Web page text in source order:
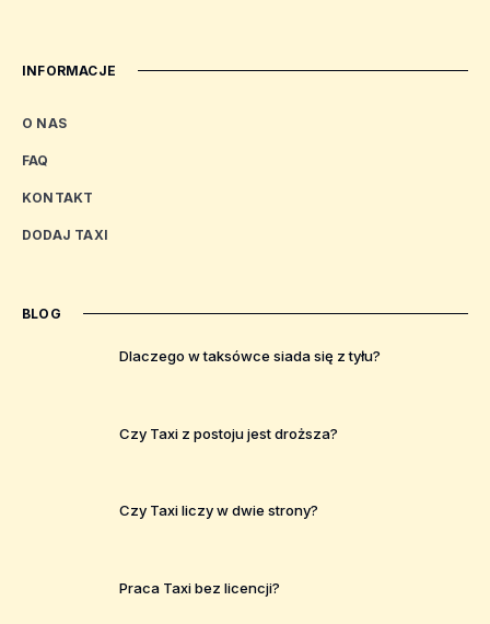
INFORMACJE
O NAS
FAQ
KONTAKT
DODAJ TAXI
BLOG
Dlaczego w taksówce siada się z tyłu?
Czy Taxi z postoju jest droższa?
Czy Taxi liczy w dwie strony?
Praca Taxi bez licencji?